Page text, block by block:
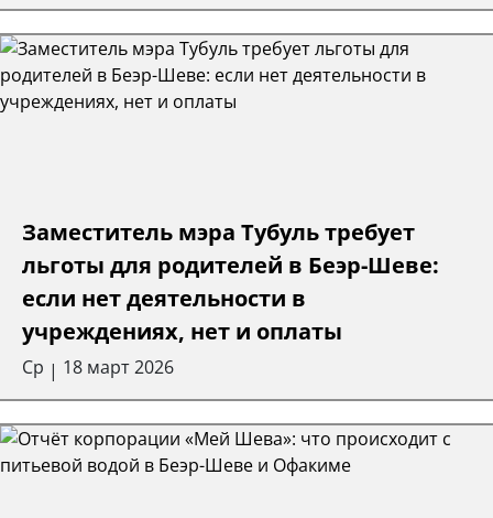
Заместитель мэра Тубуль требует
льготы для родителей в Беэр-Шеве:
если нет деятельности в
учреждениях, нет и оплаты
Ср | 18 март 2026